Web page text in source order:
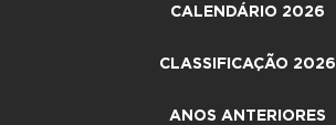
CALENDÁRIO 2026
CLASSIFICAÇÃO 2026
ANOS ANTERIORES